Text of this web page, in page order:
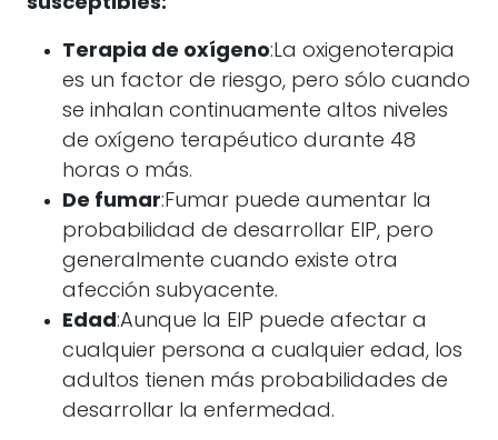
Terapia de oxígeno:La oxigenoterapia
es un factor de riesgo, pero sólo cuando
se inhalan continuamente altos niveles
de oxígeno terapéutico durante 48
horas o más.
De fumar:Fumar puede aumentar la
probabilidad de desarrollar EIP, pero
generalmente cuando existe otra
afección subyacente.
Edad:Aunque la EIP puede afectar a
cualquier persona a cualquier edad, los
adultos tienen más probabilidades de
desarrollar la enfermedad.